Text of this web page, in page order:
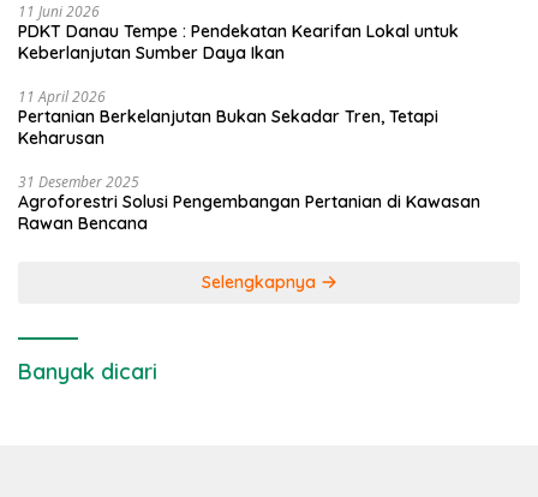
11 Juni 2026
PDKT Danau Tempe : Pendekatan Kearifan Lokal untuk
Keberlanjutan Sumber Daya Ikan
11 April 2026
Pertanian Berkelanjutan Bukan Sekadar Tren, Tetapi
Keharusan
31 Desember 2025
Agroforestri Solusi Pengembangan Pertanian di Kawasan
Rawan Bencana
Selengkapnya
Banyak dicari